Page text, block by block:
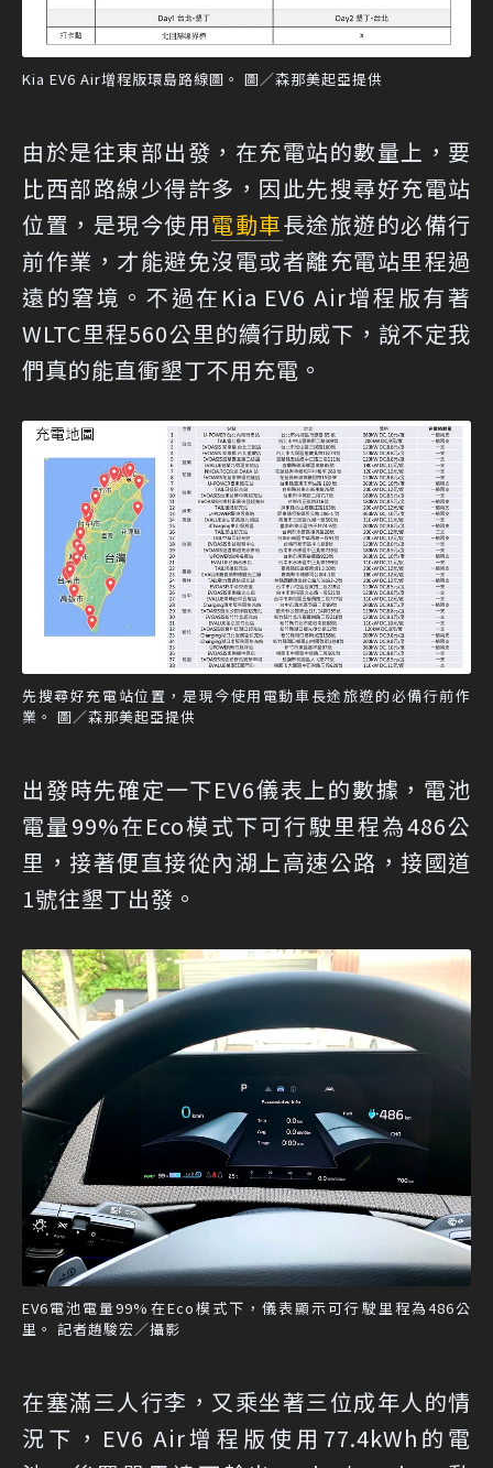
Kia EV6 Air增程版環島路線圖。 圖／森那美起亞提供
由於是往東部出發，在充電站的數量上，要
比西部路線少得許多，因此先搜尋好充電站
位置，是現今使用電動車長途旅遊的必備行
前作業，才能避免沒電或者離充電站里程過
遠的窘境。不過在Kia EV6 Air增程版有著
WLTC里程560公里的續行助威下，說不定我
們真的能直衝墾丁不用充電。
先搜尋好充電站位置，是現今使用電動車長途旅遊的必備行前作
業。 圖／森那美起亞提供
出發時先確定一下EV6儀表上的數據，電池
電量99%在Eco模式下可行駛里程為486公
里，接著便直接從內湖上高速公路，接國道
1號往墾丁出發。
EV6電池電量99%在Eco模式下，儀表顯示可行駛里程為486公
里。 記者趙駿宏／攝影
在塞滿三人行李，又乘坐著三位成年人的情
況下，EV6 Air增程版使用77.4kWh的電